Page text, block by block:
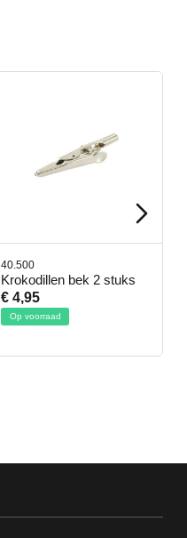
40.500
Krokodillen bek 2 stuks
€ 4,95
Op voorraad